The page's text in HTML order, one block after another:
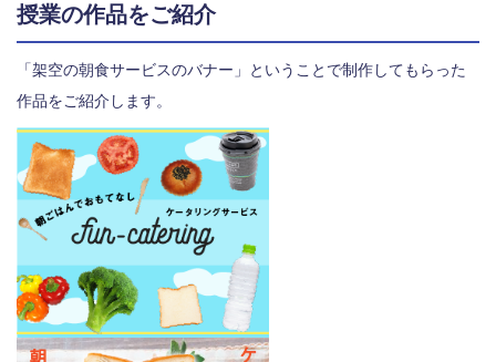
授業の作品をご紹介
「架空の朝食サービスのバナー」ということで制作してもらった
作品をご紹介します。